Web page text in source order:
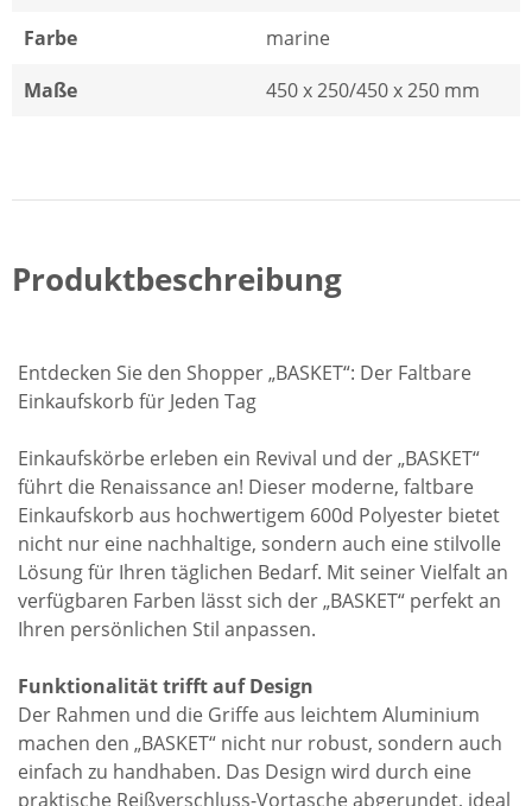
Farbe
marine
Maße
450 x 250/450 x 250 mm
Produktbeschreibung
Entdecken Sie den Shopper „BASKET“: Der Faltbare
Einkaufskorb für Jeden Tag
Einkaufskörbe erleben ein Revival und der „BASKET“
führt die Renaissance an! Dieser moderne, faltbare
Einkaufskorb aus hochwertigem 600d Polyester bietet
nicht nur eine nachhaltige, sondern auch eine stilvolle
Lösung für Ihren täglichen Bedarf. Mit seiner Vielfalt an
verfügbaren Farben lässt sich der „BASKET“ perfekt an
Ihren persönlichen Stil anpassen.
Funktionalität trifft auf Design
Der Rahmen und die Griffe aus leichtem Aluminium
machen den „BASKET“ nicht nur robust, sondern auch
einfach zu handhaben. Das Design wird durch eine
praktische Reißverschluss-Vortasche abgerundet, ideal